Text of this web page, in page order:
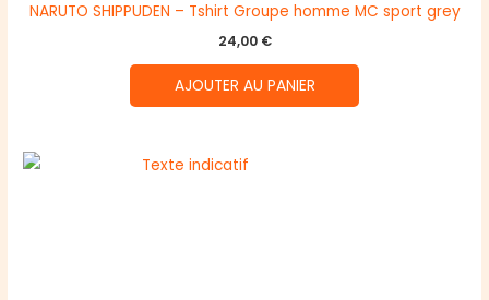
NARUTO SHIPPUDEN – Tshirt Groupe homme MC sport grey
24,00 €
AJOUTER AU PANIER